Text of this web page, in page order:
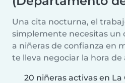
Una cita nocturna, el
simplemente necesitas un
a niñeras de confianza en
te lleva negociar la hora de
20 niñeras activas en La